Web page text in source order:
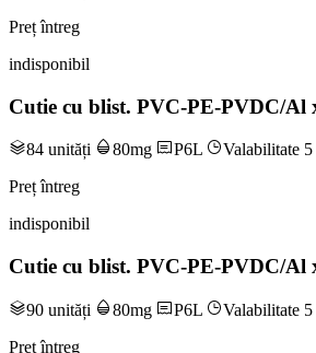
Preț întreg
indisponibil
Cutie cu blist. PVC-PE-PVDC/Al
84 unități 80mg P6L Valabilitate 5
Preț întreg
indisponibil
Cutie cu blist. PVC-PE-PVDC/Al
90 unități 80mg P6L Valabilitate 5
Preț întreg